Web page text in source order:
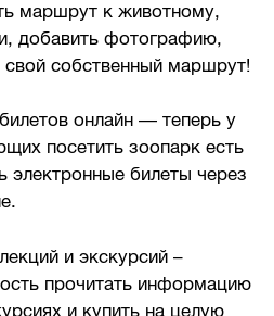
маршрут к животному,
добавить фотографию,
собственный маршрут!
онлайн — теперь у
посетить зоопарк есть
электронные билеты через
и экскурсий –
прочитать информацию
и купить на целую